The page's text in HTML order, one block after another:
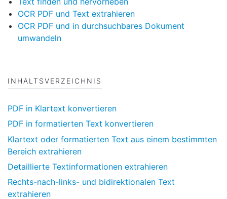
OCR PDF und Text extrahieren
OCR PDF und in durchsuchbares Dokument
umwandeln
INHALTSVERZEICHNIS
PDF in Klartext konvertieren
PDF in formatierten Text konvertieren
Klartext oder formatierten Text aus einem bestimmten
Bereich extrahieren
Detaillierte Textinformationen extrahieren
Rechts-nach-links- und bidirektionalen Text
extrahieren